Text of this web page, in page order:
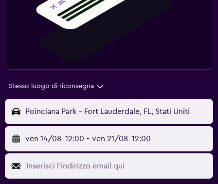
Stesso luogo di riconsegna
Poinciana Park - Fort Lauderdale, FL, Stati Uniti
ven 14/08 12:00 - ven 21/08 12:00